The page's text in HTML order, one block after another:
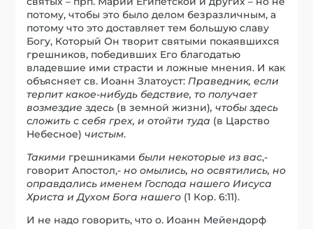
потому, чтобы это было делом безразличным, а
потому что это доставляет тем большую славу
Богу, Который Он творит святыми покаявшихся
грешников, победивших Его благодатью
владевшие ими страсти и ложные мнения. И как
объясняет св. Иоанн Златоуст: Праведник, если
терпит какое-нибудь бедствие, то получает
возмездие здесь (в земной жизни), чтобы здесь
сложить с себя грех, и отойти туда (в Царство
Небесное) чистым.
Такими грешниками были некоторые из вас,-
говорит Апостол,-но омылись, но освятились, но
оправдались именем Господа нашего Иисуса
Христа и Духом Бога нашего (1 Кор. 6:11).
И не надо говорить, что о. Иоанн Мейендорф